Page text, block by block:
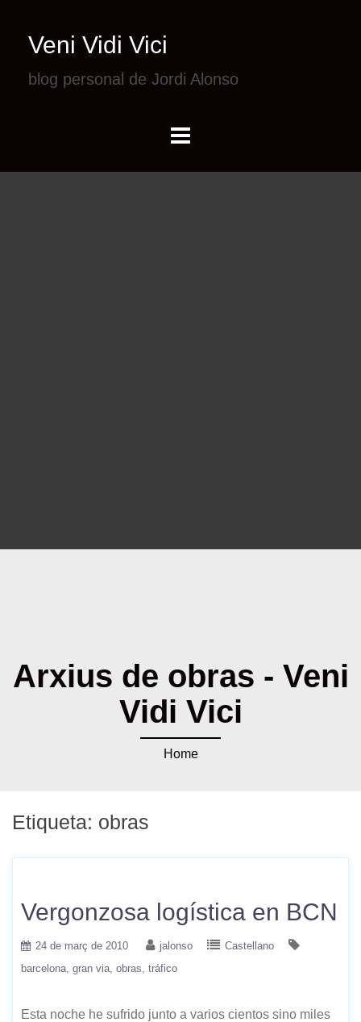
Veni Vidi Vici
blog personal de Jordi Alonso
Arxius de obras - Veni
Vidi Vici
Home
Etiqueta: obras
Vergonzosa logística en BCN
24 de març de 2010 jalonso
Castellano
barcelona gran via obras tráfico
Esta noche he sufrido junto a varios cientos sino miles